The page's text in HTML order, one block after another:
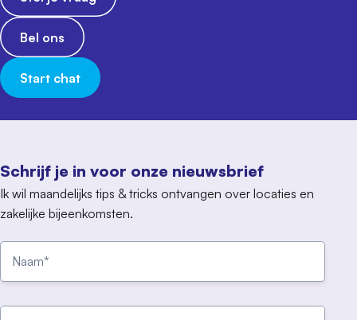
Schrijf je in voor onze nieuwsbrief
Ik wil maandelijks tips & tricks ontvangen over locaties en
zakelijke bijeenkomsten.
Bel ons
Start chat